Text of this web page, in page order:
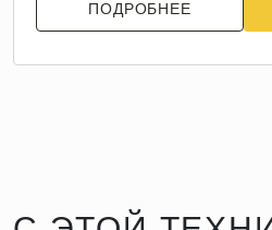
ПОДРОБНЕЕ